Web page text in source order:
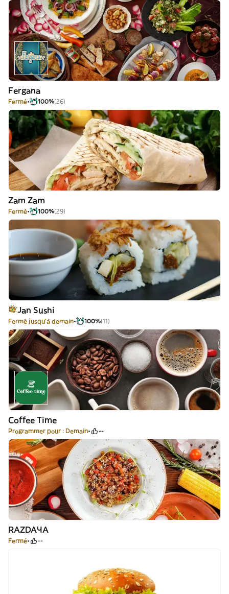
Fergana
Fermé 100%(26)
Zam Zam
Fermé 100%(29)
Jan Sushi
Fermé jusqu'à demain 100%(11)
Coffee Time
Programmer pour : Demain --
RAZDAЧА
Fermé --